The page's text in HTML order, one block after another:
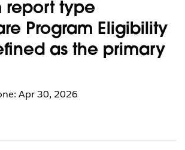
report type
Program Eligibility
as the primary
Apr 30, 2026